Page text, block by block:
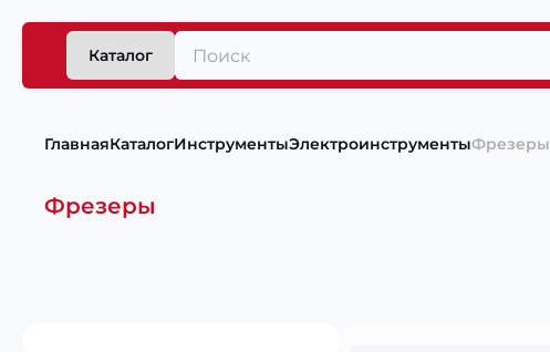
Каталог
ГлавнаяКаталогИнструментыЭлектроинструментыФрезеры
Фрезеры